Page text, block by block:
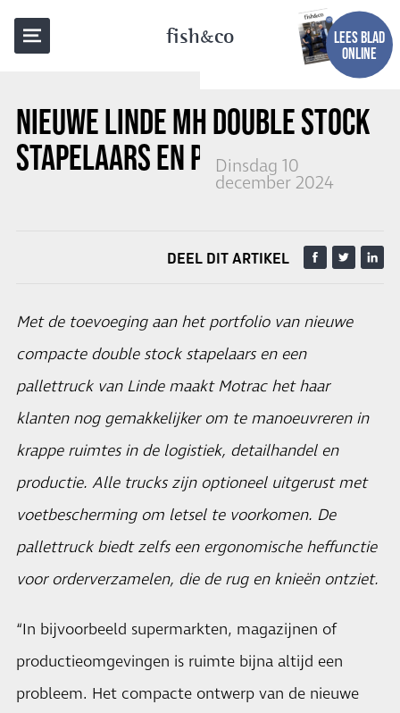
fishco
LEES BLAD
ONLINE
NIEUWE LINDE MH DOUBLE STOCK
STAPELAARS EN PALLETTRUCKS
Dinsdag 10
december 2024
TERUG NAAR OVERZICHT
DEEL DIT ARTIKEL
Met de toevoeging aan het portfolio van nieuwe
compacte double stock stapelaars en een
pallettruck van Linde maakt Motrac het haar
klanten nog gemakkelijker om te manoeuvreren in
krappe ruimtes in de logistiek, detailhandel en
productie. Alle trucks zijn optioneel uitgerust met
voetbescherming om letsel te voorkomen. De
pallettruck biedt zelfs een ergonomische heffunctie
voor orderverzamelen, die de rug en knieën ontziet.
“In bijvoorbeeld supermarkten, magazijnen of
productieomgevingen is ruimte bijna altijd een
probleem. Het compacte ontwerp van de nieuwe